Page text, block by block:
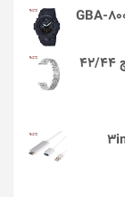
بند طرح Diamond کد i1012 مناسب برای اپل واچ 42/44